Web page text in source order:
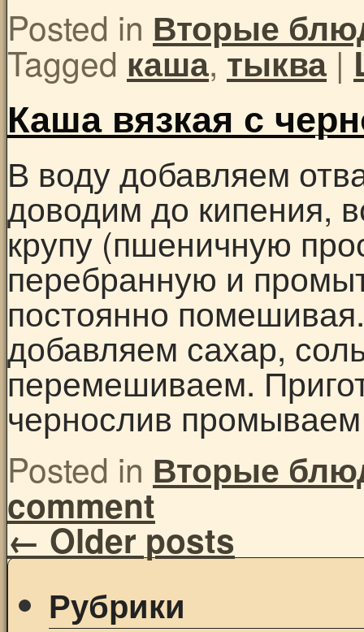
Posted in Вторые
Tagged каша,тыква|
Каша вязкая с
В воду добавляем
доводим до кипения,
крупу (пшеничную
перебранную и
постоянно
добавляем сахар,
перемешиваем.
чернослив
Posted in Вторые
comment
←Older posts
Рубрики